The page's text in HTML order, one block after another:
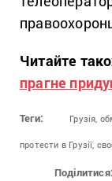
Читайте
прагне
Теги: Грузія,
протести в Грузії,
Поділитися: